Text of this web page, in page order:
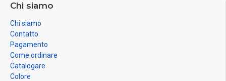
Chi siamo
Chi siamo
Contatto
Pagamento
Come ordinare
Catalogare
Colore